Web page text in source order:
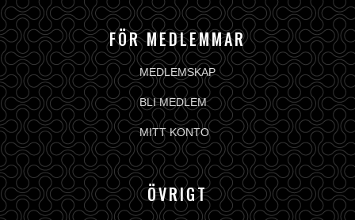
FÖR MEDLEMMAR
MEDLEMSKAP
BLI MEDLEM
MITT KONTO
ÖVRIGT